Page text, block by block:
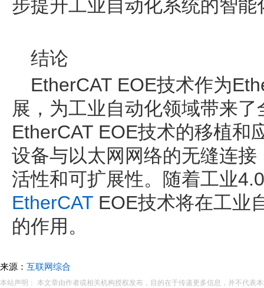
步提升工业自动化系统的智
结论
EtherCAT EOE技术作为
展，为工业自动化领域带来
EtherCAT EOE技术的移植和
设备与以太网网络的无缝连
活性和可扩展性。随着工业
EtherCAT EOE技术将在工业
的作用。
来源： 互联网综合
本站声明： 本文章由作者或相关机构授权发布，目的在于传递更多信息，并不代表